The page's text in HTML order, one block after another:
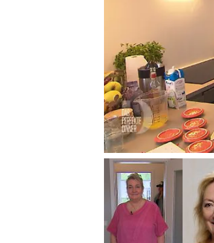
Das perfekte Dinner
Tobias
mit